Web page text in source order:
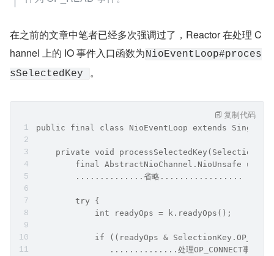
客户端发起系统 IO 调用向服务端发送数据之后，当网络数
达 Socket 的接收缓冲区之后，Sub Reactor 轮询到 NioSoc
ketChannel 上的 OP_READ事件
就绪，随后 Sub Reactor 线
程就会从 JDK Selector 上的阻塞轮询 API
ect(timeoutMillis)调用中返回。转而去处理 NioSoc
注意这里的 Reactor 为负责处理客户端连接的 Sub Re
actor。连接的类型为 NioSocketChannel，处理的事
件为 OP_READ 事件。
在之前的文章中笔者已经多次强调过了，Reactor 在处理 C
hannel 上的 IO 事件入口函数为 NioEventLoop#proces